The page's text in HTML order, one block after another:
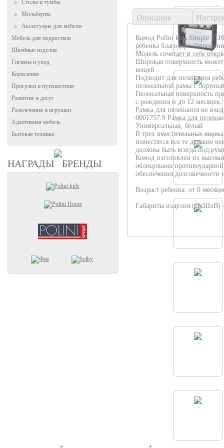
Столы и тумбы
Мольберты
Аксессуары для мебели
Мебель для подростков
Швейные изделия
Гигиена и уход
Кормление
Прогулки и путешествия
Развитие и досуг
Развлечения и игрушки
Адаптивная мебель
Бытовая техника
НАГРАДЫ БРЕНДЫ
Описание
Комод Polini kids Simple
ребенка благодаря
Модель сочетает в себе
Широкая поверхность может
вещей.
Подходит для пеленания
пеленальной рамы с
Пеленальная поверхность
с рождения и до 12 месяцев.
Рамка для пеленания не
0001757.9 Рамка для
Универсальная, белый
В трех вместительных
поместятся все те детские
должны быть всегда под
Комод изготовлен из
облицованы
обеспечения долговечности
Возраст ребенка: от 0
Габариты изделия (ДхШхВ)